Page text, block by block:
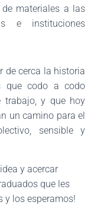
materiales a las
e instituciones
de cerca la historia
que codo a codo
trabajo, y que hoy
un camino para el
sensible y
y acercar
que les
y los esperamos!